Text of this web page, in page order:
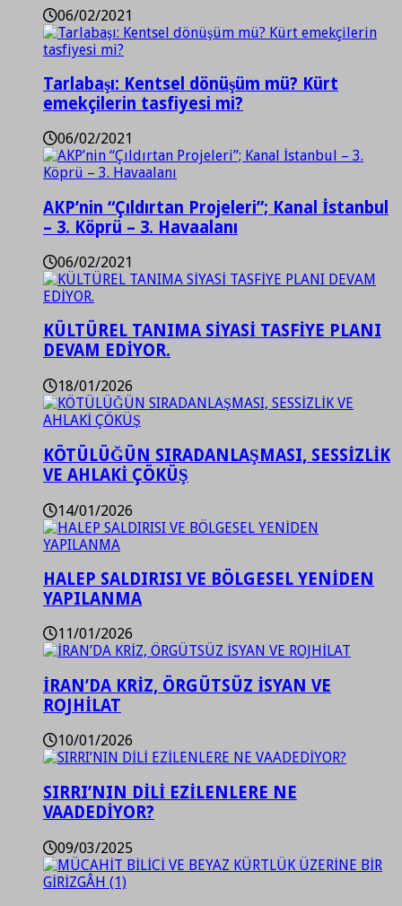
06/02/2021
Tarlabaşı: Kentsel dönüşüm mü? Kürt
emekçilerin tasfiyesi mi?
06/02/2021
AKP’nin “Çıldırtan Projeleri”; Kanal İstanbul
– 3. Köprü – 3. Havaalanı
06/02/2021
KÜLTÜREL TANIMA SİYASİ TASFİYE PLANI
DEVAM EDİYOR.
18/01/2026
KÖTÜLÜĞÜN SIRADANLAŞMASI, SESSİZLİK
VE AHLAKİ ÇÖKÜŞ
14/01/2026
HALEP SALDIRISI VE BÖLGESEL YENİDEN
YAPILANMA
11/01/2026
İRAN’DA KRİZ, ÖRGÜTSÜZ İSYAN VE
ROJHİLAT
10/01/2026
SIRRI’NIN DİLİ EZİLENLERE NE
VAADEDİYOR?
09/03/2025